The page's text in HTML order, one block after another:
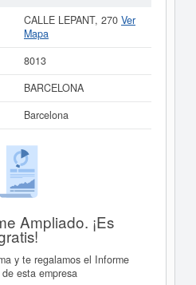
CALLE LEPANT, 270 Ver
Mapa
8013
BARCELONA
Barcelona
Ampliado. ¡Es
y te regalamos el Informe
esta empresa